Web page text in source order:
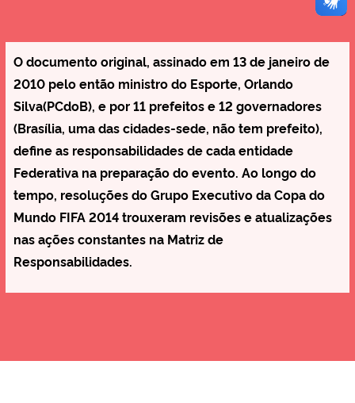
O documento original, assinado em 13 de janeiro de
2010 pelo então ministro do Esporte, Orlando
Silva(PCdoB), e por 11 prefeitos e 12 governadores
(Brasília, uma das cidades-sede, não tem prefeito),
define as responsabilidades de cada entidade
Federativa na preparação do evento. Ao longo do
tempo, resoluções do Grupo Executivo da Copa do
Mundo FIFA 2014 trouxeram revisões e atualizações
nas ações constantes na Matriz de
Responsabilidades.